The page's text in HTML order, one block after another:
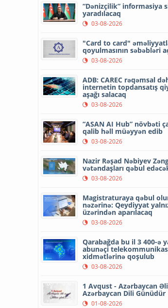
“Dənizçilik” informasiya
yaradılacaq
03-08-2026
"Card to card"
qoyulmasının səbəbləri
03-08-2026
ADB: CAREC rəqəmsal
internetin topdansatış
aşağı salacaq
03-08-2026
“ASAN AI Hub” növbəti
qalib həll müəyyən edib
03-08-2026
Nazir Rəşad Nəbiyev
vətəndaşları qəbul
03-08-2026
Magistraturaya qəbul
nəzərinə: Qeydiyyat
üzərindən aparılacaq
03-08-2026
Qarabağda bu il 3 400-ə
abunəçi
xidmətlərinə qoşulub
03-08-2026
1 Avqust - Azərbaycan
Azərbaycan Dili Günüdür
01-08-2026